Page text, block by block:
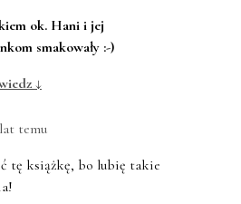
ok. Hani i jej
smakowały :-)
↓
temu
tę książkę, bo lubię takie